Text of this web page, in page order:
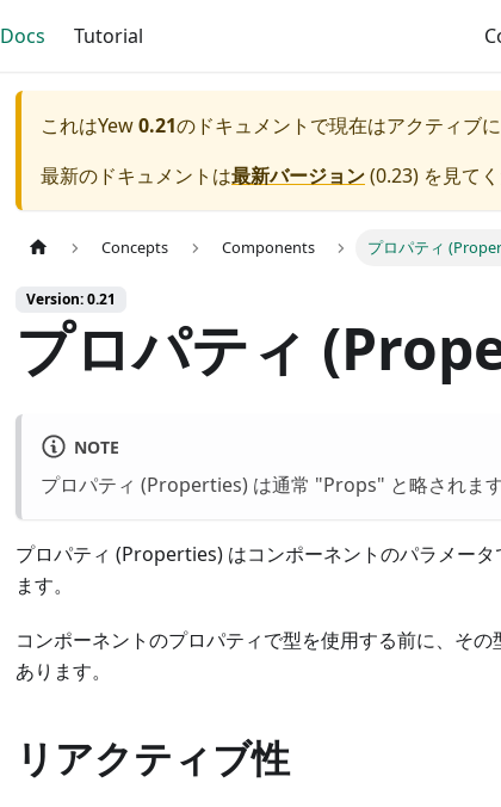
Docs Tutorial
これはYew0.21のドキュメントで現在はアクティブ
最新のドキュメントは最新バージョン(0.23) を見てく
Concepts Components プロパティ
Version: 0.21
プロパティ
NOTE
プロパティ (Properties) は通常 "Props" と略されます
プロパティ (Properties) はコンポーネントのパラメー
ます。
コンポーネントのプロパティで型を使用する前に、その
あります。
リアクティブ性